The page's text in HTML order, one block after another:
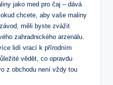
jako med pro čaj – dává
chcete, aby vaše maliny
měli byste zvážit
zahradnického arzenálu.
lidí vrací k přírodním
vědět, co opravdu
z obchodu není vždy tou